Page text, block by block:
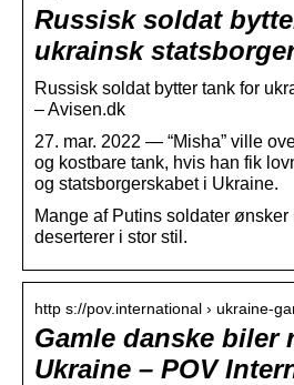
Russisk soldat
ukrainsk
Russisk soldat bytter tank for
– Avisen.dk
27. mar. 2022 — “Misha” ville
og kostbare tank, hvis han fik
og statsborgerskabet i Ukraine.
Mange af Putins soldater
deserterer i stor stil.
http s://pov.international › ukraine-
Gamle danske biler
Ukraine – POV